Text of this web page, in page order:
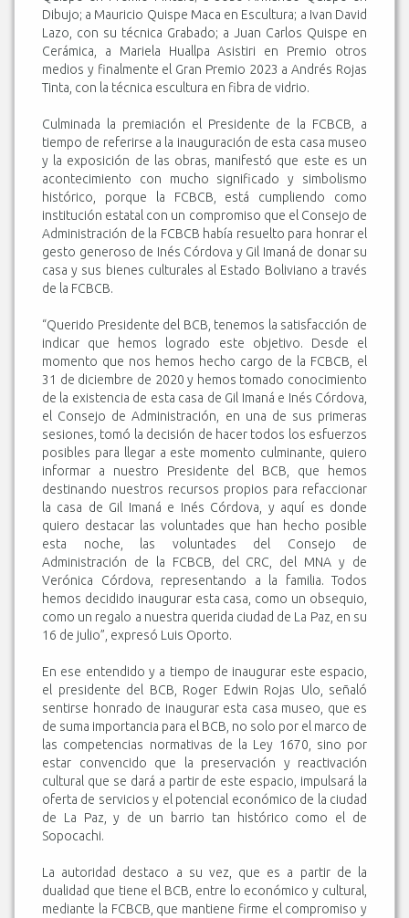
Dibujo; a Mauricio Quispe Maca en Escultura; a Ivan David
Lazo, con su técnica Grabado; a Juan Carlos Quispe en
Cerámica, a Mariela Huallpa Asistiri en Premio otros
medios y finalmente el Gran Premio 2023 a Andrés Rojas
Tinta, con la técnica escultura en fibra de vidrio.
Culminada la premiación el Presidente de la FCBCB, a
tiempo de referirse a la inauguración de esta casa museo
y la exposición de las obras, manifestó que este es un
acontecimiento con mucho significado y simbolismo
histórico, porque la FCBCB, está cumpliendo como
institución estatal con un compromiso que el Consejo de
Administración de la FCBCB había resuelto para honrar el
gesto generoso de Inés Córdova y Gil Imaná de donar su
casa y sus bienes culturales al Estado Boliviano a través
de la FCBCB.
“Querido Presidente del BCB, tenemos la satisfacción de
indicar que hemos logrado este objetivo. Desde el
momento que nos hemos hecho cargo de la FCBCB, el
31 de diciembre de 2020 y hemos tomado conocimiento
de la existencia de esta casa de Gil Imaná e Inés Córdova,
el Consejo de Administración, en una de sus primeras
sesiones, tomó la decisión de hacer todos los esfuerzos
posibles para llegar a este momento culminante, quiero
informar a nuestro Presidente del BCB, que hemos
destinando nuestros recursos propios para refaccionar
la casa de Gil Imaná e Inés Córdova, y aquí es donde
quiero destacar las voluntades que han hecho posible
esta noche, las voluntades del Consejo de
Administración de la FCBCB, del CRC, del MNA y de
Verónica Córdova, representando a la familia. Todos
hemos decidido inaugurar esta casa, como un obsequio,
como un regalo a nuestra querida ciudad de La Paz, en su
16 de julio”, expresó Luis Oporto.
En ese entendido y a tiempo de inaugurar este espacio,
el presidente del BCB, Roger Edwin Rojas Ulo, señaló
sentirse honrado de inaugurar esta casa museo, que es
de suma importancia para el BCB, no solo por el marco de
las competencias normativas de la Ley 1670, sino por
estar convencido que la preservación y reactivación
cultural que se dará a partir de este espacio, impulsará la
oferta de servicios y el potencial económico de la ciudad
de La Paz, y de un barrio tan histórico como el de
Sopocachi.
La autoridad destaco a su vez, que es a partir de la
dualidad que tiene el BCB, entre lo económico y cultural,
mediante la FCBCB, que mantiene firme el compromiso y